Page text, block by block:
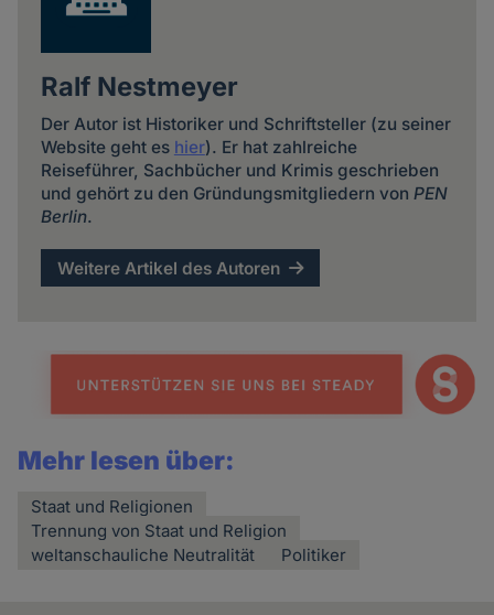
Ralf Nestmeyer
Der Autor ist Historiker und Schriftsteller (zu seiner
Website geht es hier). Er hat zahlreiche
Reiseführer, Sachbücher und Krimis geschrieben
und gehört zu den Gründungsmitgliedern von PEN
Berlin.
Weitere Artikel des Autoren
Mehr lesen über:
Staat und Religionen
Trennung von Staat und Religion
weltanschauliche Neutralität
Politiker